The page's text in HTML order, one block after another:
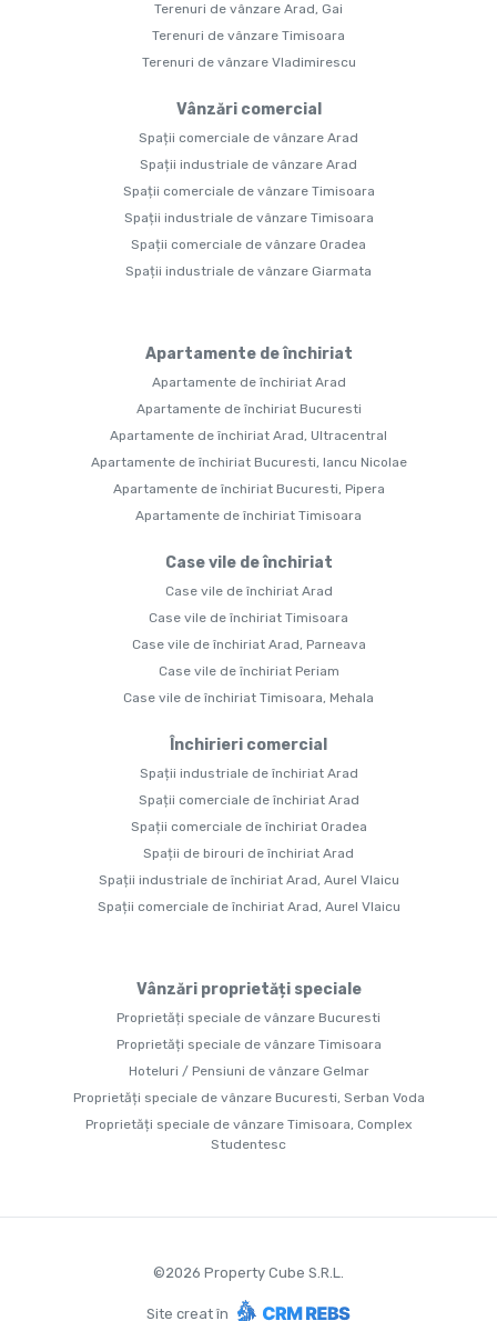
Terenuri de vânzare Arad, Gai
Terenuri de vânzare Timisoara
Terenuri de vânzare Vladimirescu
Vânzări comercial
Spații comerciale de vânzare Arad
Spații industriale de vânzare Arad
Spații comerciale de vânzare Timisoara
Spații industriale de vânzare Timisoara
Spații comerciale de vânzare Oradea
Spații industriale de vânzare Giarmata
Apartamente de închiriat
Apartamente de închiriat Arad
Apartamente de închiriat Bucuresti
Apartamente de închiriat Arad, Ultracentral
Apartamente de închiriat Bucuresti, Iancu Nicolae
Apartamente de închiriat Bucuresti, Pipera
Apartamente de închiriat Timisoara
Case vile de închiriat
Case vile de închiriat Arad
Case vile de închiriat Timisoara
Case vile de închiriat Arad, Parneava
Case vile de închiriat Periam
Case vile de închiriat Timisoara, Mehala
Închirieri comercial
Spații industriale de închiriat Arad
Spații comerciale de închiriat Arad
Spații comerciale de închiriat Oradea
Spații de birouri de închiriat Arad
Spații industriale de închiriat Arad, Aurel Vlaicu
Spații comerciale de închiriat Arad, Aurel Vlaicu
Vânzări proprietăți speciale
Proprietăți speciale de vânzare Bucuresti
Proprietăți speciale de vânzare Timisoara
Hoteluri / Pensiuni de vânzare Gelmar
Proprietăți speciale de vânzare Bucuresti, Serban Voda
Proprietăți speciale de vânzare Timisoara, Complex
Studentesc
©2026 Property Cube S.R.L.
Site creat în